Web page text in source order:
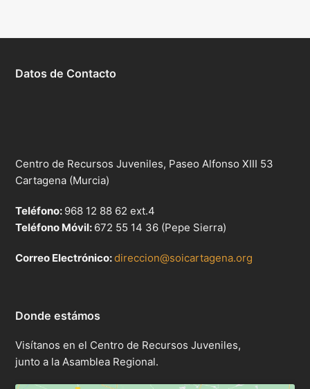
Datos de Contacto
Centro de Recursos Juveniles, Paseo Alfonso XIII 53
Cartagena (Murcia)
Teléfono: 968 12 88 62 ext.4
Teléfono Móvil: 672 55 14 36 (Pepe Sierra)
Correo Electrónico:direccion@soicartagena.org
Donde estámos
Visítanos en el Centro de Recursos Juveniles,
junto a la Asamblea Regional.